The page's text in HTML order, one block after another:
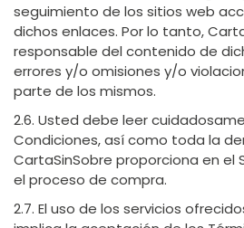
seguimiento de los sitios web
dichos enlaces. Por lo tanto,
responsable del contenido de
errores y/o omisiones y/o
parte de los mismos.
2.6. Usted debe leer
Condiciones, así como toda la
CartaSinSobre proporciona en el
el proceso de compra.
2.7. El uso de los servicios